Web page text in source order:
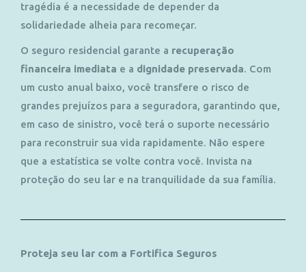
tragédia é a necessidade de depender da
solidariedade alheia para recomeçar.
O seguro residencial garante a recuperação
financeira imediata e a dignidade preservada. Com
um custo anual baixo, você transfere o risco de
grandes prejuízos para a seguradora, garantindo que,
em caso de sinistro, você terá o suporte necessário
para reconstruir sua vida rapidamente. Não espere
que a estatística se volte contra você. Invista na
proteção do seu lar e na tranquilidade da sua família.
Proteja seu lar com a Fortifica Seguros